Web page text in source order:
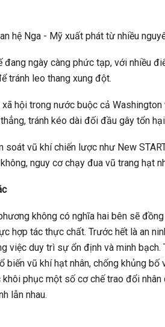
hệ Nga - Mỹ xuất phát từ nhiều
đang ngày càng phức tạp, với nhiều
tránh leo thang xung đột.
hội trong nước buộc cả
tránh kéo dài đối đầu gây tổn
soát vũ khí chiến lược như New
nguy cơ chạy đua vũ trang hạt
không có nghĩa hai bên sẽ
hợp tác thực chất. Trước hết là an
việc duy trì sự ổn định và minh
biến vũ khí hạt nhân, chống khủng
khôi phục một số cơ chế trao đổi
lẫn nhau.